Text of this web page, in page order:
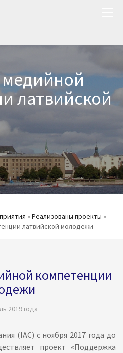
латвийской
» Реализованы проекты »
латвийской молодежи
компетенции
2019 года
(IAC) с ноября 2017 года до
проект «Поддержка